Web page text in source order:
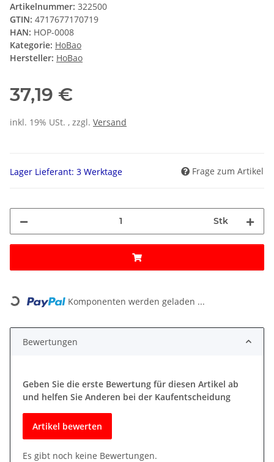
Artikelnummer: 322500
GTIN: 4717677170719
HAN: HOP-0008
Kategorie: HoBao
Hersteller: HoBao
37,19 €
inkl. 19% USt. , zzgl. Versand
Lager Lieferant: 3 Werktage Frage zum Artikel
Stk
Loading... Komponenten werden geladen ...
Bewertungen
Geben Sie die erste Bewertung für diesen Artikel ab
und helfen Sie Anderen bei der Kaufentscheidung
Artikel bewerten
Es gibt noch keine Bewertungen.